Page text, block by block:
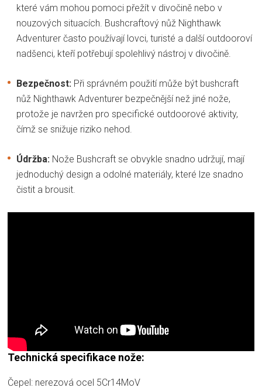
které vám mohou pomoci přežít v divočině nebo v
nouzových situacích. Bushcraftový nůž Nighthawk
Adventurer často používají lovci, turisté a další outdooroví
nadšenci, kteří potřebují spolehlivý nástroj v divočině.
Bezpečnost: Při správném použití může být bushcraft
nůž Nighthawk Adventurer bezpečnější než jiné nože,
protože je navržen pro specifické outdoorové aktivity,
čímž se snižuje riziko nehod.
Údržba: Nože Bushcraft se obvykle snadno udržují, mají
jednoduchý design a odolné materiály, které lze snadno
čistit a brousit.
Technická specifikace nože:
Čepel: nerezová ocel 5Cr14MoV